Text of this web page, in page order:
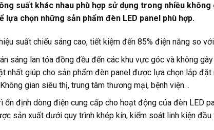
suất khác nhau phù hợp sử dụng trong nhiều không
lựa chọn những sản phẩm đèn LED panel phù hợp.
suất chiếu sáng cao, tiết kiệm đến 85% điện năng so
sáng lan tỏa đồng đều đến các khu vực góc và không
nhất giúp cho sản phẩm đèn panel được lựa chọn lắp đặt
gian siêu thị, trung tâm thương mại, bệnh viện…
ổn định dòng điện cung cấp cho hoạt động của đèn LED
sản xuất dưới quy trình khép kín, kiểm soát linh kiện